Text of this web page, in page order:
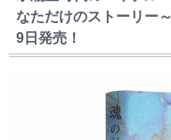
なただけのストーリー
9日発売！